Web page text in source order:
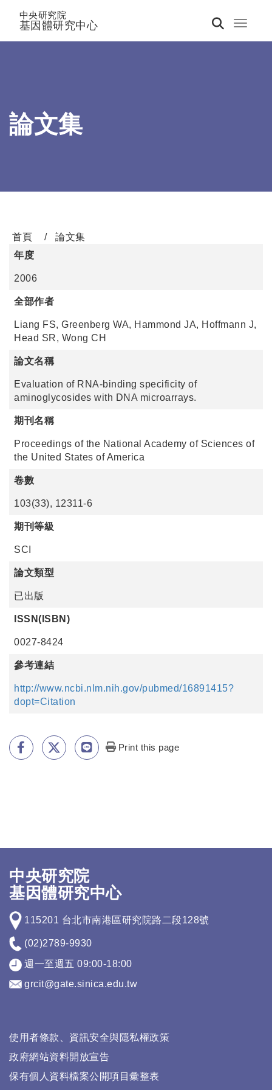
Toggle
中央研究院
基因體研究中心
論文集
首頁
論文集
年度
2006
全部作者
Liang FS, Greenberg WA, Hammond JA, Hoffmann J,
Head SR, Wong CH
論文名稱
Evaluation of RNA-binding specificity of
aminoglycosides with DNA microarrays.
期刊名稱
Proceedings of the National Academy of Sciences of
the United States of America
卷數
103(33), 12311-6
期刊等級
SCI
論文類型
已出版
ISSN(ISBN)
0027-8424
參考連結
http://www.ncbi.nlm.nih.gov/pubmed/16891415?
dopt=Citation
Print this page
中央研究院
基因體研究中心
115201 台北市南港區研究院路二段128號
(02)2789-9930
週一至週五 09:00-18:00
grcit@gate.sinica.edu.tw
使用者條款、資訊安全與隱私權政策
政府網站資料開放宣告
保有個人資料檔案公開項目彙整表